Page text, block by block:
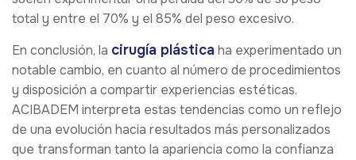
total y entre el 70% y el 85% del peso excesivo.
En conclusión, la cirugía plásticaha experimentado un
notable cambio, en cuanto al número de procedimientos
y disposición a compartir experiencias estéticas.
ACIBADEM interpreta estas tendencias como un reflejo
de una evolución hacia resultados más personalizados
que transforman tanto la apariencia como la confianza